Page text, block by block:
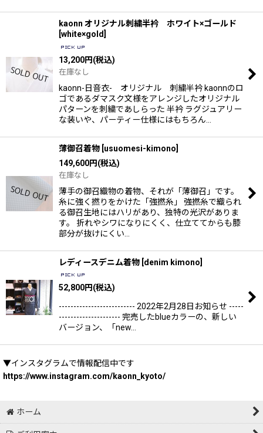
kaonn オリジナル刺繍半衿 ホワイト×ゴールド
white×gold
13,200円(税込)
在庫なし
kaonn-日音衣- オリジナル 刺繍半衿 kaonnのロ
ゴであるダマスク文様をアレンジしたオリジナル
パターンを刺繍であしらった 半衿 ラグジュアリー
な装いや、パーティー仕様にはもちろん…
薄御召着物 [usuomesi-kimono]
149,600円(税込)
在庫なし
薄手の御召織物の着物、それが「薄御召」です。
糸に強く撚りをかけた「強撚糸」 強撚糸で織られ
る御召生地にはハリがあり、独特の光沢がありま
す。 折れやシワになりにくく、仕立ててからも膝
部分が抜けにくい…
レディースデニム着物 [denim kimono]
52,800円(税込)
-------------------------- 2022年2月28日お知らせ -----
--------------------- 完売したblueカラーの、新しい
バージョン、「new…
▼インスタグラムで情報配信中です
https://www.instagram.com/kaonn_kyoto/
ホーム